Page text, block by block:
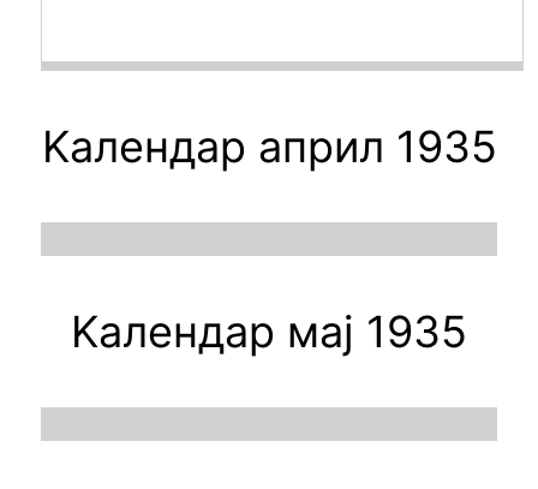
Kалендар април 1935
Kалендар мај 1935